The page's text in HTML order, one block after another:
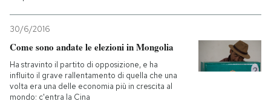
30/6/2016
Come sono andate le elezioni in Mongolia
Ha stravinto il partito di opposizione, e ha
influito il grave rallentamento di quella che una
volta era una delle economia più in crescita al
mondo: c'entra la Cina